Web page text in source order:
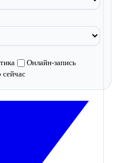
Онлайн-запись